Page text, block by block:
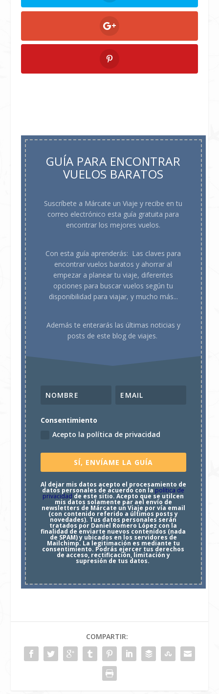
GUÍA PARA ENCONTRAR
VUELOS BARATOS
Suscríbete a Márcate un Viaje y recibe en tu
correo electrónico esta guía gratuita para
encontrar los mejores vuelos.
Con esta guía aprenderás: Las claves para
encontrar vuelos baratos y ahorrar al
empezar a planear tu viaje, diferentes
opciones para buscar vuelos según tu
disponibilidad para viajar, y mucho más...
Además te enterarás las últimas noticias y
posts de este blog de viajes.
Consentimiento
Acepto la política de privacidad
SÍ, ENVÍAME LA GUÍA
Al dejar mis datos acepto el procesamiento de
datos personales de acuerdo con la política de
privacidad de este sitio. Acepto que se utilcen
mis datos solamente par ael envío de
newsletters de Márcate un Viaje por vía email
(con contenido referido a últimos posts y
novedades). Tus datos personales serán
tratados por Daniel Romero López con la
finalidad de enviarte nuevos contenidos (nada
de SPAM) y ubicados en los servidores de
Mailchimp. La legitimación es mediante tu
consentimiento. Podrás ejercer tus derechos
de acceso, rectificación, limitación y
supresión de tus datos.
COMPARTIR: